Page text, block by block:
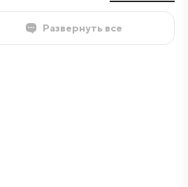
Развернуть все